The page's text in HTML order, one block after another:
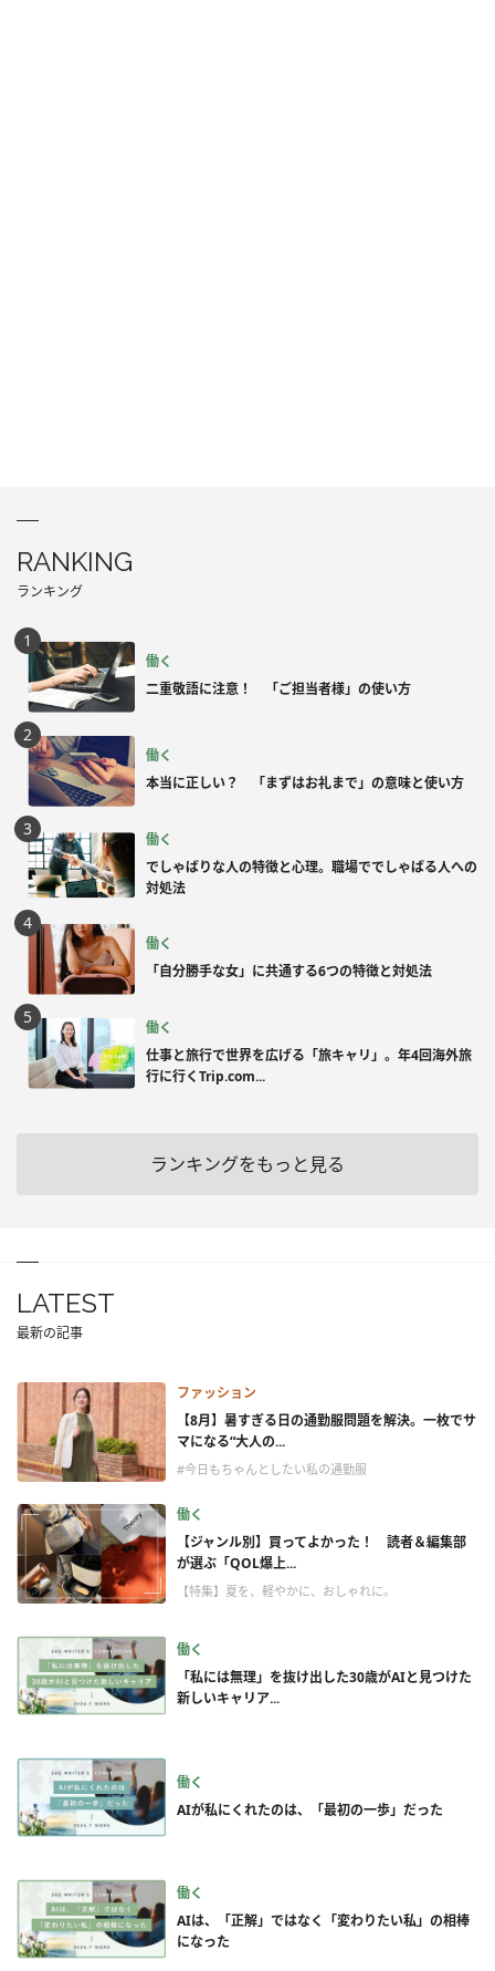
RANKING
ランキング
働く
二重敬語に注意！ 「ご担当者様」の使い方
働く
本当に正しい？ 「まずはお礼まで」の意味と使い方
働く
でしゃばりな人の特徴と心理。職場ででしゃばる人への
対処法
働く
「自分勝手な女」に共通する6つの特徴と対処法
働く
仕事と旅行で世界を広げる「旅キャリ」。年4回海外旅
行に行くTrip.com...
ランキングをもっと見る
LATEST
最新の記事
ファッション
【8月】暑すぎる日の通勤服問題を解決。一枚でサ
マになる“大人の...
#今日もちゃんとしたい私の通勤服
働く
【ジャンル別】買ってよかった！ 読者＆編集部
が選ぶ「QOL爆上...
【特集】夏を、軽やかに、おしゃれに。
働く
「私には無理」を抜け出した30歳がAIと見つけた
新しいキャリア...
働く
AIが私にくれたのは、「最初の一歩」だった
働く
AIは、「正解」ではなく「変わりたい私」の相棒
になった